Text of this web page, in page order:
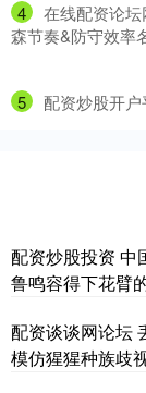
4
在线配资论
森节奏&防守效率
5 配资炒股开户
配资炒股投资 中
鲁鸣容得下花臂
配资谈谈网论坛
模仿猩猩种族歧